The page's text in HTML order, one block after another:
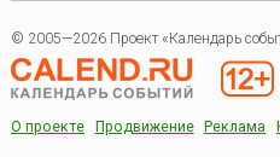
© 2005—2026 Проект «Календарь
О проекте Продвижение Реклама